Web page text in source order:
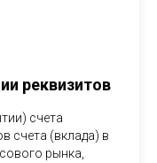
реквизитов
счета
счета (вклада) в
рынка,